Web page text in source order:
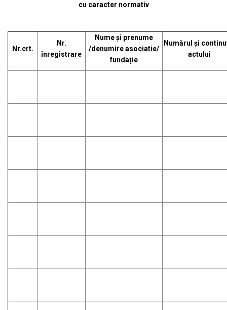
cu caracter normativ
Nr.crt.
Nr.
înregistrare
Nume și prenume
/denumire asociatie/
fundație
Numărul și
actului